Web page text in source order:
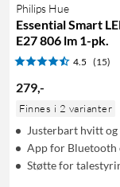
Philips Hue
Essential Smart
E27 806 lm 1-pk.
4.5 (15)
279,-
Finnes i 2 varianter
Justerbart hvitt
App for Bluetooth
Støtte for